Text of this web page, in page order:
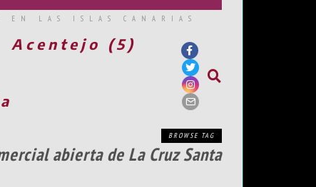
EN LAS ISLAS CANARIAS
Acentejo (5)
BROWSE TAG
abierta de La Cruz Santa